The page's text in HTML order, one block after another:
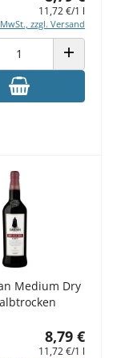
11,72 €/1 l
zzgl. Versand
VERRINGERN ANZAHL
Medium Dry
8,79 €
11,72 €/1 l